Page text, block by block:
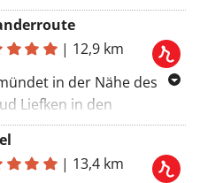
aus durch die
des
Het Leen, den
Drongengoed und
von Lembeek.
| 12,9 km
in der Nähe des
Liefken in den
Kanal. Entdecken Sie die
der
Het Leen mit dem
| 13,4 km